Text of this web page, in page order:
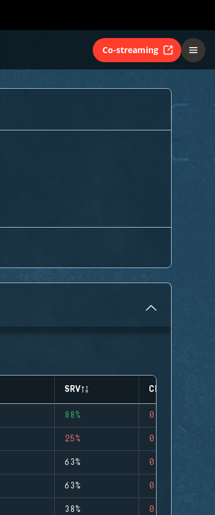
Co-streaming
SRV CLUTCHES
88% 0
25% 0
63% 0
63% 0
38% 0